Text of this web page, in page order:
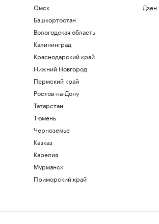
Омск
Башкортостан
Вологодская область
Калининград
Краснодарский край
Нижний Новгород
Пермский край
Ростов-на-Дону
Татарстан
Тюмень
Черноземье
Кавказ
Карелия
Мурманск
Приморский край
Дзен